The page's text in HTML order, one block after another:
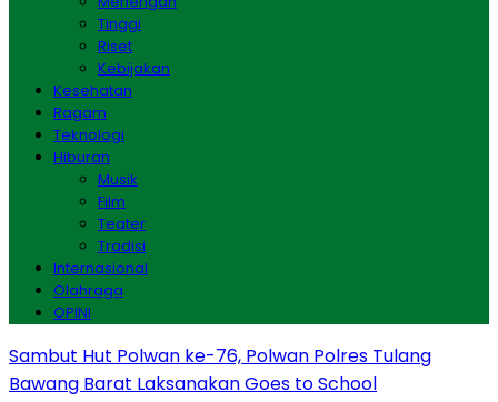
Tinggi
Riset
Kebijakan
Kesehatan
Ragam
Teknologi
Hiburan
Musik
Film
Teater
Tradisi
Internasional
Olahraga
OPINI
Sambut Hut Polwan ke-76, Polwan Polres Tulang
Bawang Barat Laksanakan Goes to School